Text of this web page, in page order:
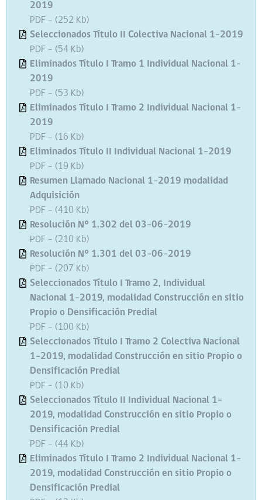
2019
PDF - (252 Kb)
Seleccionados Título II Colectiva Nacional 1-2019
PDF - (54 Kb)
Eliminados Título I Tramo 1 Individual Nacional 1-
2019
PDF - (53 Kb)
Eliminados Título I Tramo 2 Individual Nacional 1-
2019
PDF - (16 Kb)
Eliminados Título II Individual Nacional 1-2019
PDF - (19 Kb)
Resumen Llamado Nacional 1-2019 modalidad
Adquisición
PDF - (410 Kb)
Resolución N° 1.302 del 03-06-2019
PDF - (210 Kb)
Resolución N° 1.301 del 03-06-2019
PDF - (207 Kb)
Seleccionados Título I Tramo 2, Individual
Nacional 1-2019, modalidad Construcción en sitio
Propio o Densificación Predial
PDF - (100 Kb)
Seleccionados Título I Tramo 2 Colectiva Nacional
1-2019, modalidad Construcción en sitio Propio o
Densificación Predial
PDF - (10 Kb)
Seleccionados Título II Individual Nacional 1-
2019, modalidad Construcción en sitio Propio o
Densificación Predial
PDF - (44 Kb)
Eliminados Título I Tramo 2 Individual Nacional 1-
2019, modalidad Construcción en sitio Propio o
Densificación Predial